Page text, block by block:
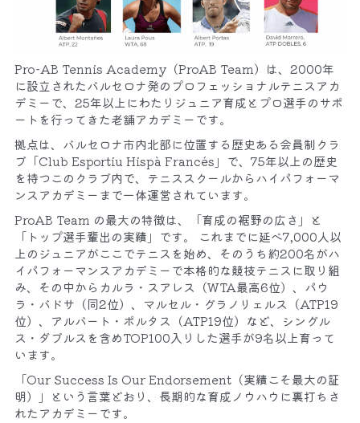
Pro‑AB Tennis Academy（ProAB Team）は、2000年
に設立されたバルセロナ発のプロフェッショナルテニスアカ
デミーで、25年以上にわたりジュニア育成とプロ選手のサポ
ートを行ってきた老舗アカデミーです。
拠点は、バルセロナ市内北部に位置する歴史ある会員制クラ
ブ「Club Esportiu Hispà Francés」で、75年以上の歴史
を持つこのクラブ内で、テニススクールからハイパフォーマ
ンスアカデミーまで一体運営されています。​
ProAB Team の最大の特徴は、「育成の裾野の広さ」と
「トップ選手輩出の実績」です。 これまでに延べ7,000人以
上のジュニアがここでテニスを始め、そのうち約200名がハ
イパフォーマンスアカデミーで本格的な競技テニスに取り組
み、その中からカルラ・スアレス（WTA最高6位）、パウ
ラ・バドサ（同2位）、マルセル・グラノリェルス（ATP19
位）、アルバート・ポルタス（ATP19位）など、シングル
ス・ダブルスを含めTOP100入りした選手が9名以上育って
います。
「Our Success Is Our Endorsement（実績こそ最大の証
明）」という言葉どおり、長期的な育成ノウハウに裏打ちさ
れたアカデミーです。​